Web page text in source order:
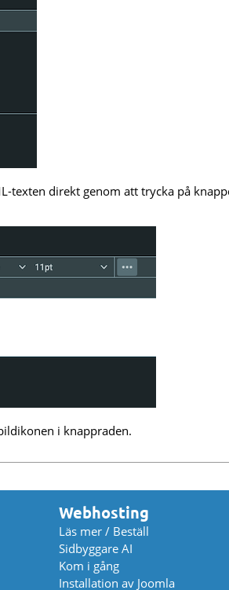
texten direkt genom att trycka på
i knappraden.
Webhosting
Läs mer / Beställ
Sidbyggare AI
Kom i gång
Installation av Joomla